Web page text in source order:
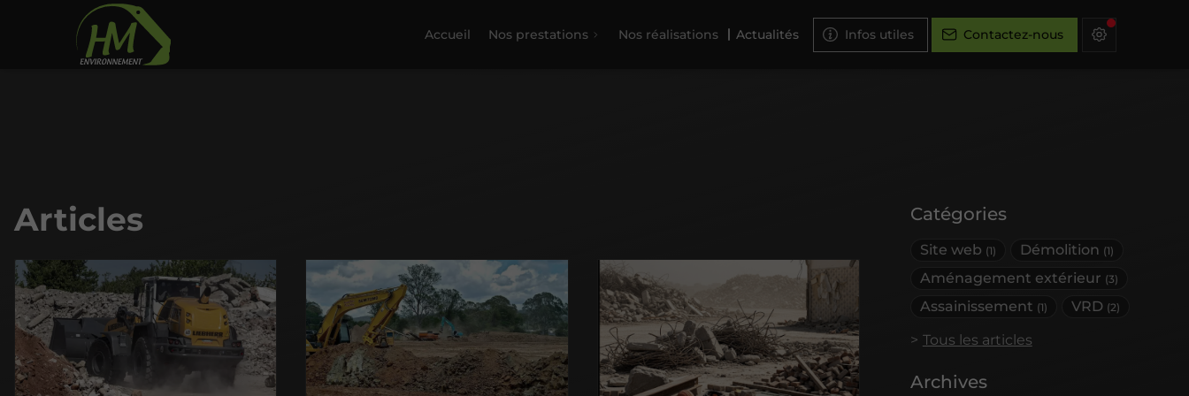
Accueil Nos prestations Nos réalisations Actualités Infos utiles Contactez-nous
Catégories
Site web (1) Démolition (1)
Aménagement extérieur (3)
Assainissement (1) VRD (2)
Tous les articles
Archives
Articles